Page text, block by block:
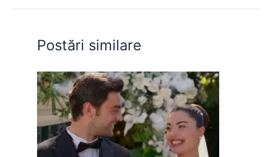
o
o
k
p
p
n
g
er
Postări similare